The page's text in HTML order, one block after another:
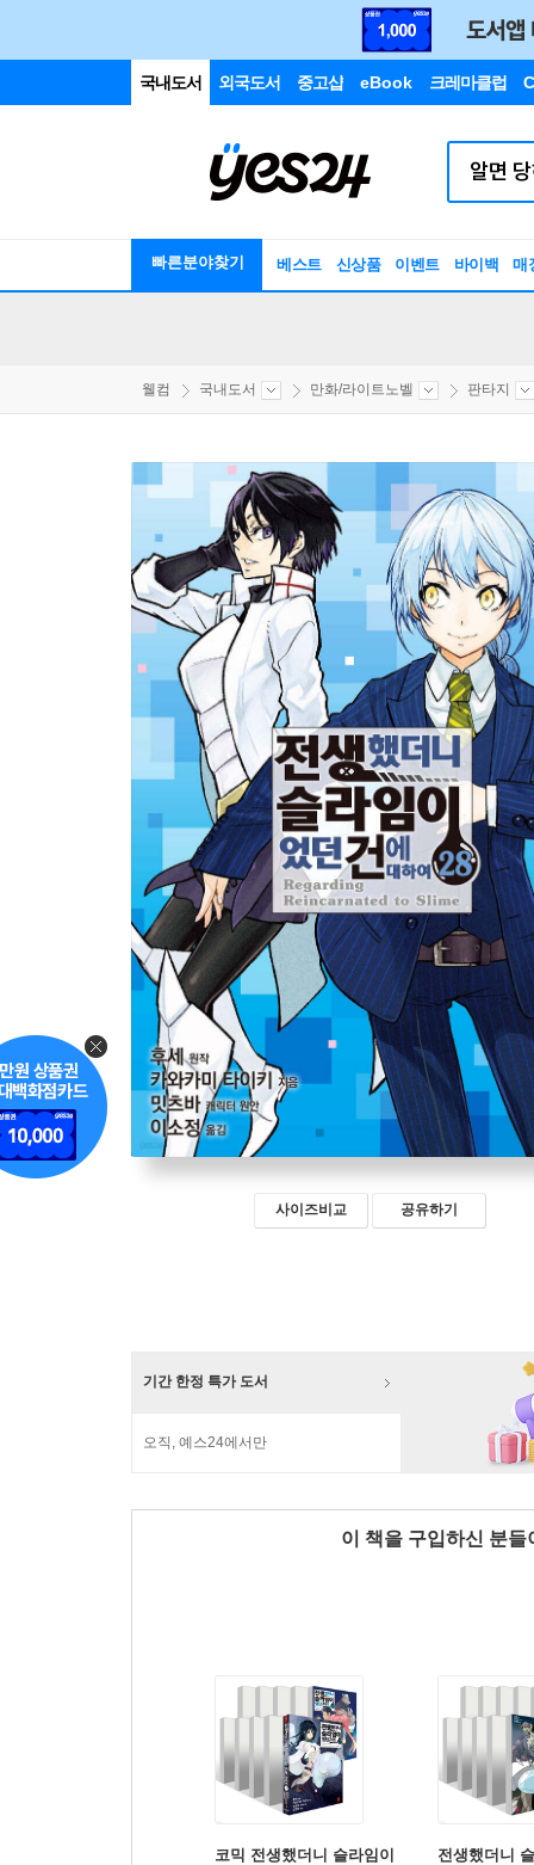
국내도서 외국도서 중고샵 eBook 크레마클럽
빠른분야찾기 베스트 신상품 이벤트 바이백 매
웰컴 국내도서 만화/라이트노벨 판타지
사이즈비교 공유하기
기간 한정 특가 도서
오직, 예스24에서만
이 책을 구입하신 분
코믹 전생했더니 슬라임이
전생했더니